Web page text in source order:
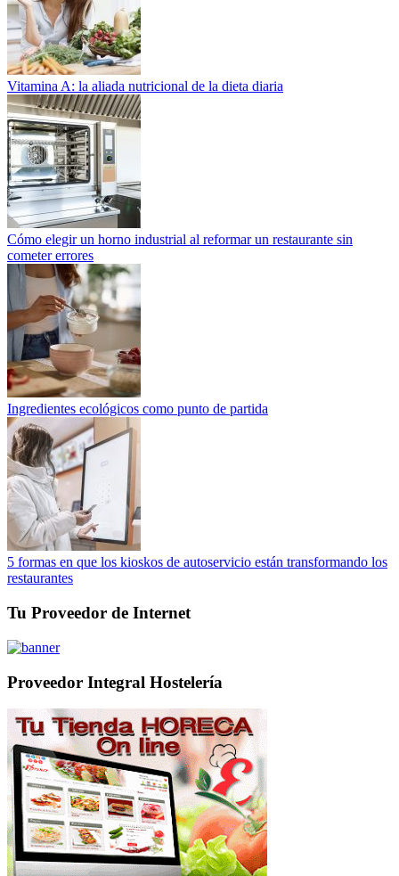
Vitamina A: la aliada nutricional de la dieta diaria
Cómo elegir un horno industrial al reformar un restaurante sin
cometer errores
Ingredientes ecológicos como punto de partida
5 formas en que los kioskos de autoservicio están transformando los
restaurantes
Tu Proveedor de Internet
Proveedor Integral Hostelería